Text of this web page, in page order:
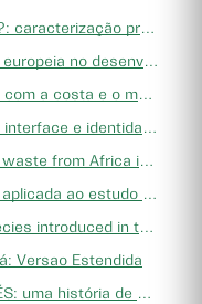
costeiras do Ceará-Brasil entre 2010 e 2019
socioeconômico do litoral do Ceará
estudo da formação do litoral colonial do Ceará)
das humanidades azuis
invades Brazil's coast
de médio prazo da linha de costa
the Brazilian semiarid coast
Versao Estendida
na Praia de Iracema, em Fortaleza (CE)